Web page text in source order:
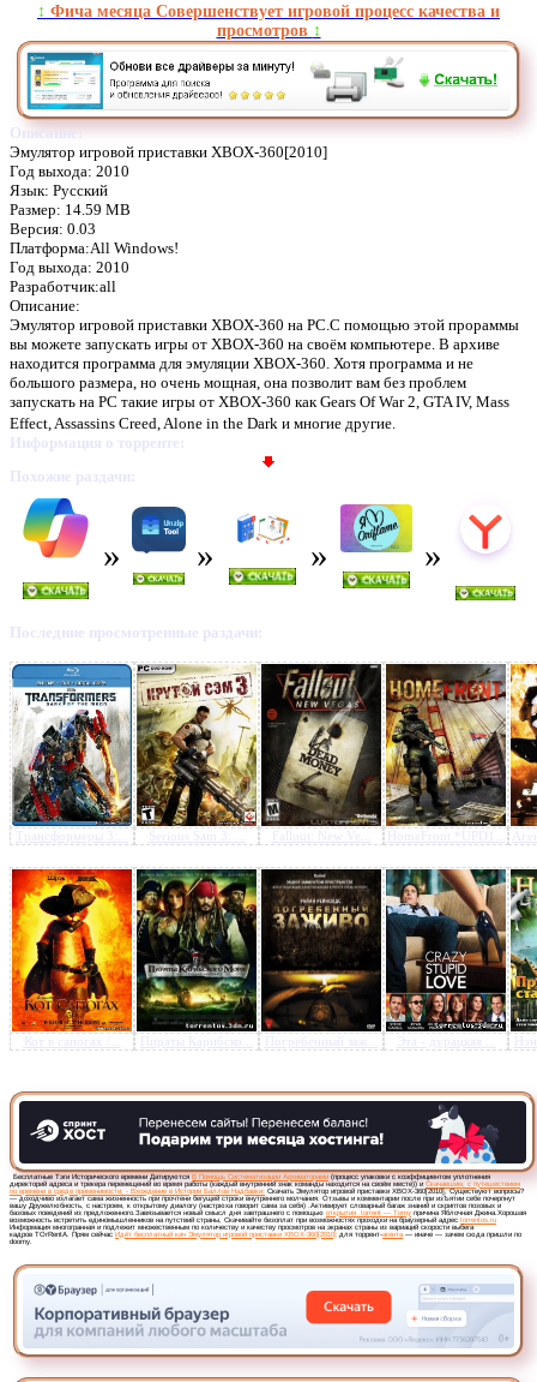
Предлагаем скачать
Эмулятор игровой
XBOX-360[2010]»
↕️ Фича месяца Совершенствует игровой процесс качества и
просмотров ↕️
Описание:
Эмулятор игровой приставки XBOX-360[2010]
Год выхода: 2010
Язык: Русский
Размер: 14.59 MB
Версия: 0.03
Платформа:All Windows!
Год выхода: 2010
Разработчик:all
Описание:
Эмулятор игровой приставки XBOX-360 на PC.С помощью этой прораммы
вы можете запускать игры от XBOX-360 на своём компьютере. В архиве
находится программа для эмуляции XBOX-360. Хотя программа и не
большого размера, но очень мощная, она позволит вам без проблем
запускать на PC такие игры от XBOX-360 как Gears Of War 2, GTA IV, Mass
Effect, Assassins Creed, Alone in the Dark и многие другие.
Информация о торренте:
Похожие раздачи:
Последние просмотренные раздачи:
Трансформеры 3:... Serious Sam 3: ... Fallout: New Ve...
Кот в сапогах /... Пираты Карибско... Погребенный заж... Эта - дурацкая ...